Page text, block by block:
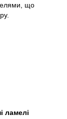
що
ламелі